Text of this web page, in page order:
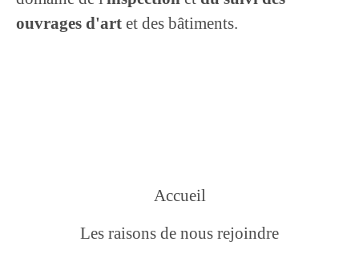
ouvrages d'art et des bâtiments.
Accueil
Les raisons de nous rejoindre